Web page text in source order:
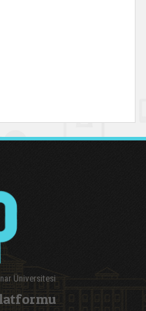
Üniversitesi